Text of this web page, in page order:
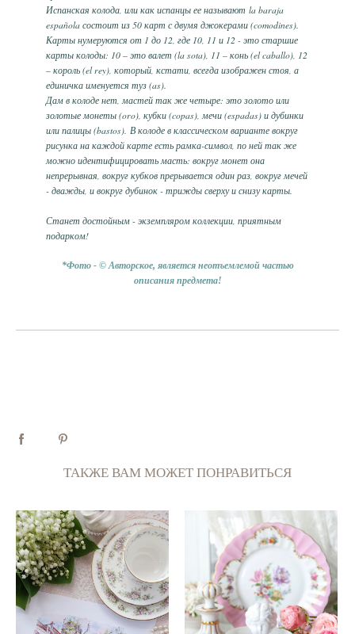
Испанская колода, или как испанцы ее называют la baraja
española состоит из 50 карт с двумя джокерами (comodines).
Карты нумеруются от 1 до 12, где 10, 11 и 12 - это старшие
карты колоды: 10 – это валет (la sota), 11 – конь (el caballo), 12
– король (el rey), который, кстати, всегда изображен стоя, а
единичка именуется туз (as).
Дам в колоде нет, мастей так же четыре: это золото или
золотые монеты (oro), кубки (copas), мечи (espadas) и дубинки
или палицы (bastos). В колоде в классическом варианте вокруг
рисунка на каждой карте есть рамка-символ, по ней так же
можно идентифицировать масть: вокруг монет она
непрерывная, вокруг кубков прерывается один раз, вокруг мечей
- дважды, и вокруг дубинок - трижды сверху и снизу карты.
Станет достойным - экземпляром коллекции, приятным
подарком!
*Фото - © Авторское, является неотъемлемой частью
описания предмета!
ТАКЖЕ ВАМ МОЖЕТ ПОНРАВИТЬСЯ